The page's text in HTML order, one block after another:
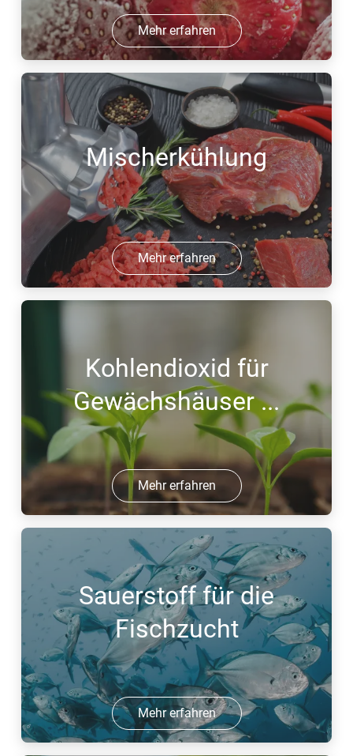
Mehr erfahren
Mischerkühlung
Mehr erfahren
Kohlendioxid für
Gewächshäuser ...
Mehr erfahren
Sauerstoff für die
Fischzucht
Mehr erfahren